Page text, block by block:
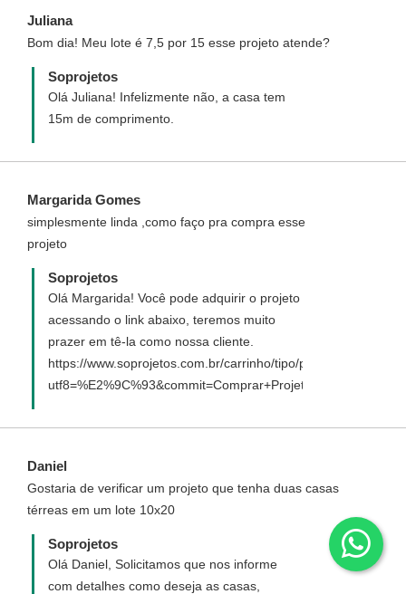
Juliana
Bom dia! Meu lote é 7,5 por 15 esse projeto atende?
Soprojetos
Olá Juliana! Infelizmente não, a casa tem
15m de comprimento.
Margarida Gomes
simplesmente linda ,como faço pra compra esse
projeto
Soprojetos
Olá Margarida! Você pode adquirir o projeto
acessando o link abaixo, teremos muito
prazer em tê-la como nossa cliente.
https://www.soprojetos.com.br/carrinho/tipo/padrao/94?
utf8=%E2%9C%93&commit=Comprar+Projeto
Daniel
Gostaria de verificar um projeto que tenha duas casas
térreas em um lote 10x20
Soprojetos
Olá Daniel, Solicitamos que nos informe
com detalhes como deseja as casas,